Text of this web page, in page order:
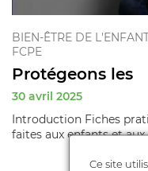
BIEN-ÊTRE DE
FCPE
Protégeons les
30 avril 2025
Introduction Fiches
faites aux enfants et aux
Ce site